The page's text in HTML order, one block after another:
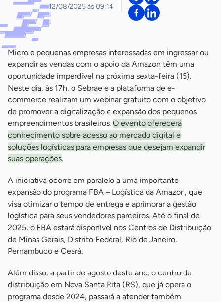
12/08/2025 às 09:14
Micro e pequenas empresas interessadas em ingressar ou
expandir as vendas com o apoio da Amazon têm uma
oportunidade imperdível na próxima sexta-feira (15).
Neste dia, às 17h, o Sebrae e a plataforma de e-
commerce realizam um webinar gratuito com o objetivo
de promover a digitalização e expansão dos pequenos
empreendimentos brasileiros. O evento oferecerá
conhecimento sobre acesso ao mercado digital e
soluções logísticas para empresas que desejam expandir
suas operações.
A iniciativa ocorre em paralelo a uma importante
expansão do programa FBA – Logística da Amazon, que
visa otimizar o tempo de entrega e aprimorar a gestão
logística para seus vendedores parceiros. Até o final de
2025, o FBA estará disponível nos Centros de Distribuição
de Minas Gerais, Distrito Federal, Rio de Janeiro,
Pernambuco e Ceará.
Além disso, a partir de agosto deste ano, o centro de
distribuição em Nova Santa Rita (RS), que já opera o
programa desde 2024, passará a atender também